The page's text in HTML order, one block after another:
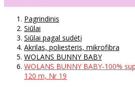
Pagrindinis
Siūlai
Siūlai pagal sudėtį
Akrilas, poliesteris, mikrofibra
WOLANS BUNNY BABY
WOLANS BUNNY BABY-100%
120 m, Nr 19